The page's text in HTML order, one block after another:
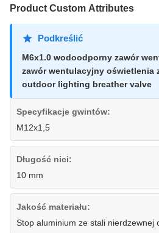
Product Custom Attributes
Podkreślić
M6x1.0 wodoodporny zawór
zawór wentulacyjny oświetlenia
outdoor lighting breather valve
Specyfikacje gwintów:
M12x1,5
Długość nici:
10 mm
Jakość materiału:
Stop aluminium ze stali nierdzewnej